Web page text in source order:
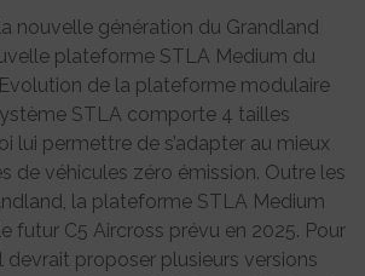
nouvelle génération du Grandland
plateforme STLA Medium du
de la plateforme modulaire
STLA comporte 4 tailles
lui permettre de s’adapter au mieux
de véhicules zéro émission. Outre les
la plateforme STLA Medium
futur C5 Aircross prévu en 2025. Pour
devrait proposer plusieurs versions